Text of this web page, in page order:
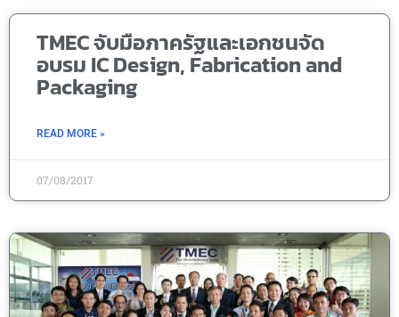
TMEC จับมือภาครัฐและเอกชนจัด
อบรม IC Design, Fabrication and
Packaging
READ MORE »
07/08/2017